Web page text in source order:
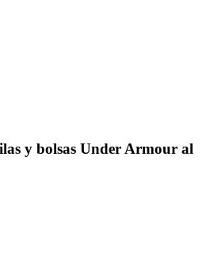
y bolsas Under Armour al